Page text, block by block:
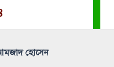
হোসেন